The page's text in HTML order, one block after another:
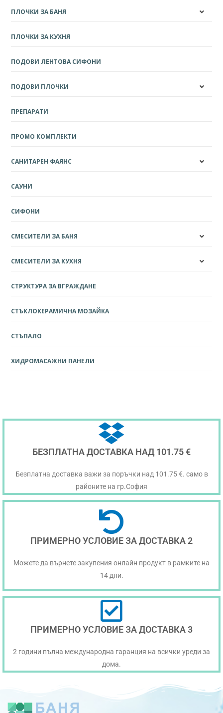
ПЛОЧКИ ЗА БАНЯ
ПЛОЧКИ ЗА КУХНЯ
ПОДОВИ ЛЕНТОВА СИФОНИ
ПОДОВИ ПЛОЧКИ
ПРЕПАРАТИ
ПРОМО КОМПЛЕКТИ
САНИТАРЕН ФАЯНС
САУНИ
СИФОНИ
СМЕСИТЕЛИ ЗА БАНЯ
СМЕСИТЕЛИ ЗА КУХНЯ
СТРУКТУРА ЗА ВГРАЖДАНЕ
СТЪКЛОКЕРАМИЧНА МОЗАЙКА
СТЪПАЛО
ХИДРОМАСАЖНИ ПАНЕЛИ
БЕЗПЛАТНА ДОСТАВКА НАД 101.75 €
Безплатна доставка важи за поръчки над 101.75 €. само в
районите на гр.София
ПРИМЕРНО УСЛОВИЕ ЗА ДОСТАВКА 2
Можете да върнете закупения онлайн продукт в рамките на
14 дни.
ПРИМЕРНО УСЛОВИЕ ЗА ДОСТАВКА 3
2 години пълна международна гаранция на всички уреди за
дома.